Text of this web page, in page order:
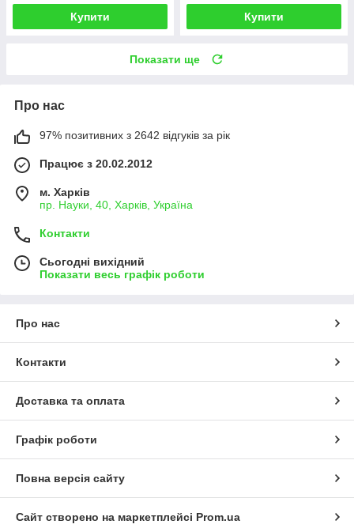
Купити Купити
Показати ще
Про нас
97% позитивних з 2642 відгуків за рік
Працює з 20.02.2012
м. Харків
пр. Науки, 40, Харків, Україна
Контакти
Сьогодні вихідний
Показати весь графік роботи
Про нас
Контакти
Доставка та оплата
Графік роботи
Повна версія сайту
Сайт створено на маркетплейсі Prom.ua